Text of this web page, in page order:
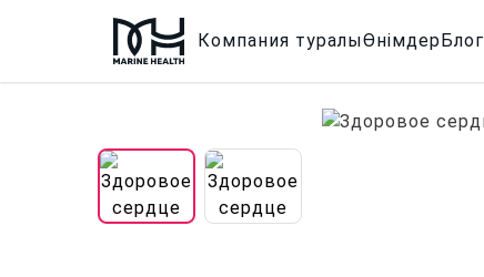
Компания туралыӨнімдерБлог